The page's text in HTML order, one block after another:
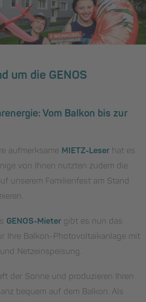
um die GENOS
Vom Balkon bis zur
aufmerksame MIETZ-Leser hat es
von Ihnen nutzten zudem die
unserem Familienfest am Stand
GENOS-Mieter gibt es nun das
Ihre Balkon-Photovoltaikanlage mit
Netzeinspeisung.
der Sonne und produzieren Ihren
bequem auf dem Balkon. Als